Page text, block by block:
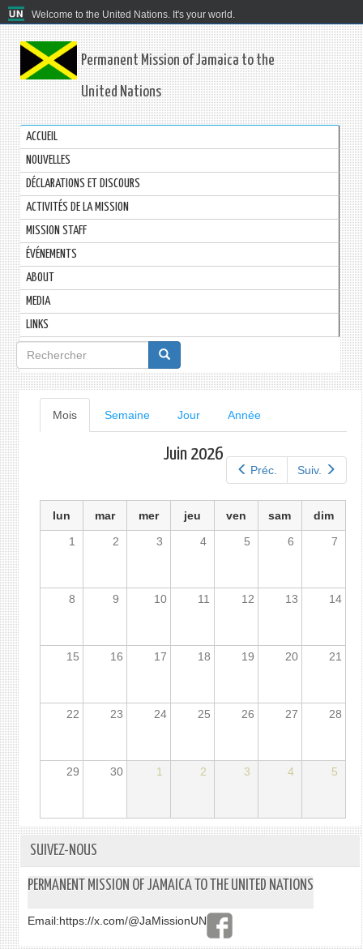
Welcome to the United Nations. It's your world.
Permanent Mission of Jamaica to the
United Nations
ACCUEIL
NOUVELLES
DÉCLARATIONS ET DISCOURS
ACTIVITÉS DE LA MISSION
MISSION STAFF
ÉVÉNEMENTS
ABOUT
MEDIA
LINKS
Formulaire
de
recherche
Onglets
principaux
Mois(onglet
actif)
Semaine Jour Année
Préc. Suiv.
Juin 2026
lun mar mer jeu ven sam
dim
1
2 3 4 5 6 7
8 9 10 11 12 13 14
15 16 17 18 19 20 21
22 23 24 25 26 27 28
29 30 1 2 3 4 5
SUIVEZ-NOUS
PERMANENT MISSION OF JAMAICA TO THE UNITED NATIONS
Email:https://x.com/@JaMissionUN